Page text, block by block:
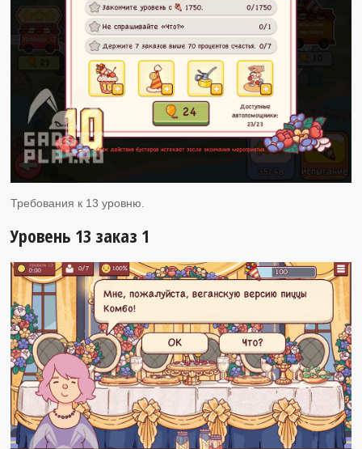
Требования к 13 уровню.
Уровень 13 заказ 1